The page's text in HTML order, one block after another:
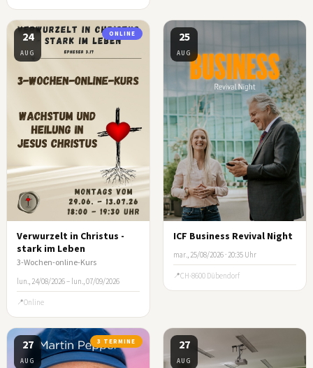
24
AUG
ONLINE
Verwurzelt in Christus -
stark im Leben
3-Wochen-online-Kurs
lun., 24/08/2026 – lun., 07/09/2026
Online
25
AUG
ICF Business Revival Night
mar., 25/08/2026 · 20:35 Uhr
CH-8600 Dübendorf
27
AUG
3 TERMINE 27
AUG